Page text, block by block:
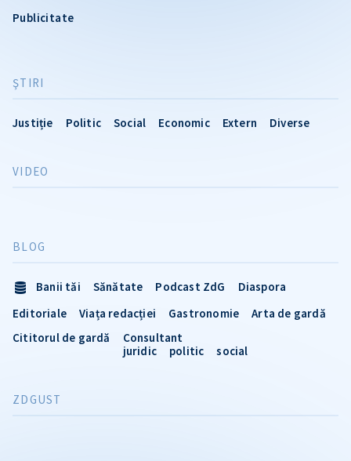
Publicitate
ŞTIRI
Justiție Politic Social Economic Extern Diverse
VIDEO
BLOG
Banii tăi Sănătate Podcast ZdG
Diaspora
Editoriale
Viața redacției Gastronomie
Arta de gardă
Cititorul de gardă
Consultant
juridic
politic social
ZDGUST